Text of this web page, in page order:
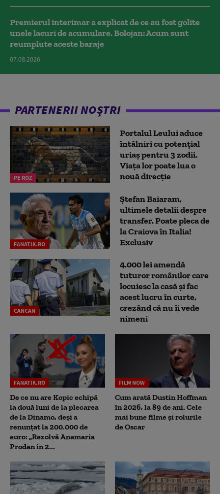
Premierul interimar a explicat de ce au fost golite
unele lacuri de acumulare. Bolojan: Acum sunt
reumplute aceste baraje
07.08.2026
PARTENERII NOȘTRI
PE ROZ
Portalul Leului aduce
întâlniri cu potențial
uriaș pentru 3 zodii.
Viața lor poate lua o
nouă direcție
FANATIK.RO
Ștefan Baiaram,
ultimele detalii despre
transfer. Poate pleca de
la Craiova în Italia!
Exclusiv
CANCAN
4.000 lei amendă
tuturor românilor care
locuiesc la casă și fac
acest lucru în curte,
crezând că nu îi vede
nimeni
FANATIK.RO
De ce nu are Kopic echipă
la două luni de la plecarea
de la Dinamo, deși a
renunțat la 200.000 de
euro: „Rezolvă Anamaria
Prodan în 2...
FILM NOW
Cum arată Dustin Hoffman
în 2026, la 89 de ani. Cele
mai bune filme și rolurile
de Oscar